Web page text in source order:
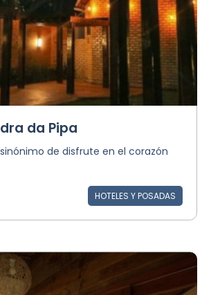
da Pipa
de disfrute en el corazón
HOTELES Y POSADAS